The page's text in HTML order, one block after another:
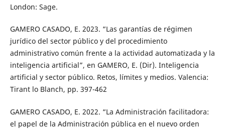
London: Sage.
GAMERO CASADO, E. 2023. “Las garantías de régimen
jurídico del sector público y del procedimiento
administrativo común frente a la actividad automatizada y la
inteligencia artificial”, en GAMERO, E. (Dir). Inteligencia
artificial y sector público. Retos, límites y medios. Valencia:
Tirant lo Blanch, pp. 397-462
GAMERO CASADO, E. 2022. “La Administración facilitadora:
el papel de la Administración pública en el nuevo orden